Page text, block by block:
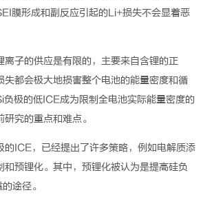
膜形成和副反应引起的Li+损失不会显着恶
离子的供应是有限的，主要来自含锂的正
失都会极大地损害整个电池的能量密度和循
负极的低ICE成为限制全电池实际能量密度的
究的重点和难点。
的ICE，已经提出了许多策略，例如电解质添
和预锂化。其中，预锂化被认为是提高硅负
途径。